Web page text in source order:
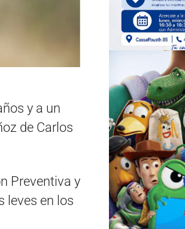
y a un
de Carlos
Preventiva y
leves en los